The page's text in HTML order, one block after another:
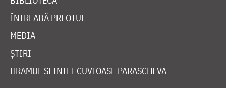
ÎNTREABĂ PREOTUL
MEDIA
ȘTIRI
HRAMUL SFINTEI CUVIOASE PARASCHEVA